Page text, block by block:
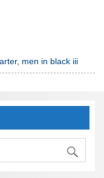
, men in black iii